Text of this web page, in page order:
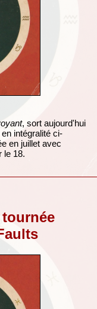
, sort aujourd'hui
intégralité ci-
en juillet avec
le 18.